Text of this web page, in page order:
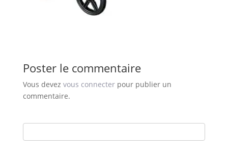
Poster le commentaire
Vous devez vous connecterpour publier un
commentaire.